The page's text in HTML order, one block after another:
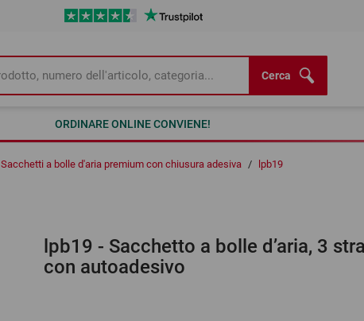
Cerca
ORDINARE ONLINE CONVIENE!
Sacchetti a bolle d'aria premium con chiusura adesiva / lpb19
lpb19 - Sacchetto a bolle d’aria, 3
con autoadesivo